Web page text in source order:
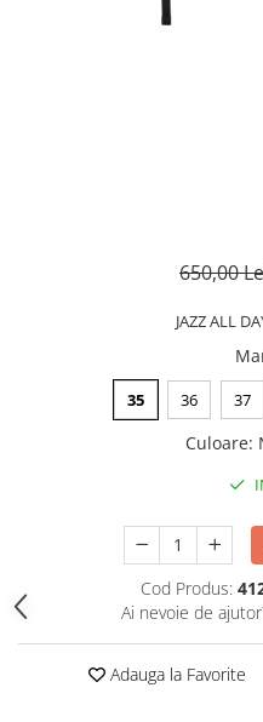
650,00
JAZZ ALL
35 36 37
Culoare:
Cod Produs:
Ai nevoie de
Adauga la Favorite